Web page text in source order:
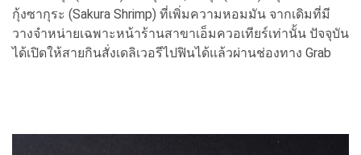
กุ้งซากุระ (Sakura Shrimp) ที่เพิ่มความหอมมัน จากเดิมที่มี
วางจำหน่ายเฉพาะหน้าร้านสาขาเอ็มควอเทียร์เท่านั้น ปัจจุบัน
ได้เปิดให้สายกินสั่งเดลิเวอรีไปฟินได้แล้วผ่านช่องทาง Grab